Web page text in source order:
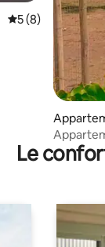
Évaluation
5 (8)
ros
Le